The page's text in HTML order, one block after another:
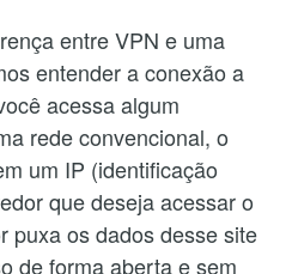
entre VPN e uma
entender a conexão a
acessa algum
rede convencional, o
um IP (identificação
que deseja acessar o
puxa os dados desse site
de forma aberta e sem